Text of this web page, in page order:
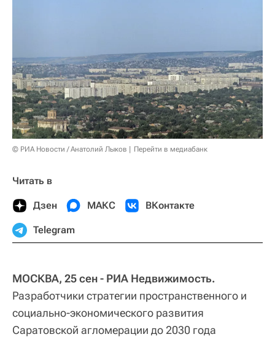
© РИА Новости / Анатолий Лыков Перейти в медиабанк
Читать в
Дзен МАКС ВКонтакте
Telegram
МОСКВА, 25 сен - РИА Недвижимость.
Разработчики стратегии пространственного и
социально-экономического развития
Саратовской агломерации до 2030 года